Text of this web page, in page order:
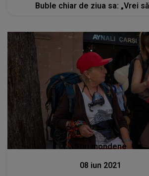
Buble chiar de ziua sa: „Vrei să
Stiri mondene
08 iun 2021